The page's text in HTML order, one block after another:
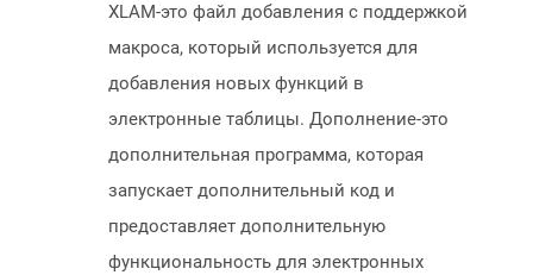
XLAM-это файл добавления с поддержкой
макроса, который используется для
добавления новых функций в
электронные таблицы. Дополнение-это
дополнительная программа, которая
запускает дополнительный код и
предоставляет дополнительную
функциональность для электронных